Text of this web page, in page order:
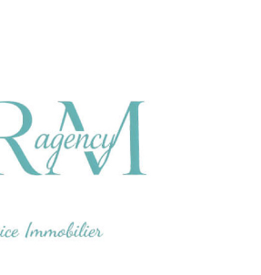
voir le
bien